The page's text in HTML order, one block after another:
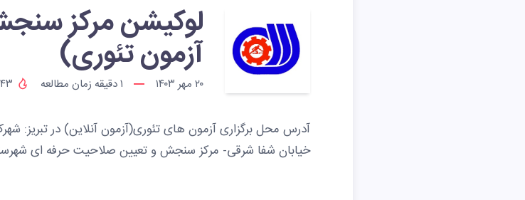
لوکیشن مرکز
آزمون تئوری)
۲۰ مهر ۱۴۰۳ ۱دقیقه زمان مطالعه
آدرس محل برگزاری آزمون های تئوری(آزمون آنلاین) در تبریز:
خیابان شفا شرقی- مرکز سنجش و تعیین صلاحیت حرفه ای